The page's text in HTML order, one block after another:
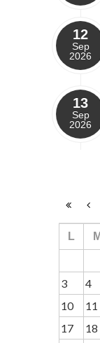
12
Sep
2026
13
Sep
2026
L M
3
4
10
11
17
18